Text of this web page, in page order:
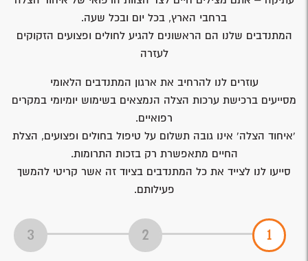
ברחבי הארץ, בכל יום ובכל שעה.
המתנדבים שלנו הם הראשונים להגיע לחולים ופצועים הזקוקים
לעזרה
עוזרים לנו להרחיב את ארגון המתנדבים הלאומי
מסייעים ברכישת ערכות הצלה הנמצאים בשימוש יומיומי במקרים
רפואיים.
'איחוד הצלה' אינו גובה תשלום על טיפול בחולים ופצועים, הצלת
החיים מתאפשרת רק בזכות התרומות.
סייעו לנו לצייד את כל המתנדבים בציוד זה אשר קריטי להמשך
פעילותם.